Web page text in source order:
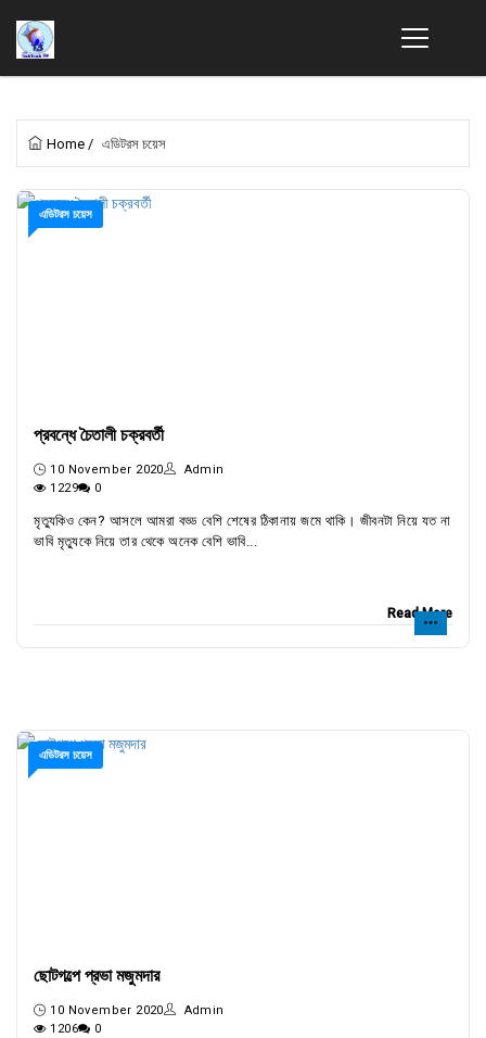
Home / এডিটরস চয়েস
এডিটরস চয়েস
প্রবন্ধে চৈতালী চক্রবর্তী
10 November 2020
Admin
1229
0
মৃত্যুকিও কেন? আসলে আমরা বড্ড বেশি শেষের ঠিকানায় জমে থাকি। জীবনটা নিয়ে যত না
ভাবি মৃত্যুকে নিয়ে তার থেকে অনেক বেশি ভাবি...
Read More
এডিটরস চয়েস
ছোটগল্পে প্রভা মজুমদার
10 November 2020
Admin
1206
0